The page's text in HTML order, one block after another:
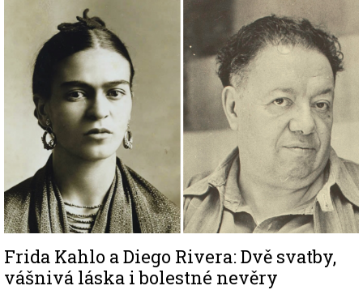
Frida Kahlo a Diego Rivera: Dvě svatby,
vášnivá láska i bolestné nevěry